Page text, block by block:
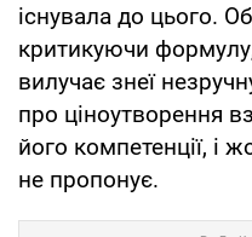
існувала до цього.
критикуючи
вилучає знеї
про ціноутворення
його компетенції, і
не пропонує.